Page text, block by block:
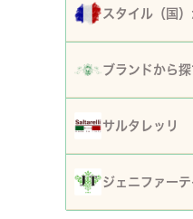
噴水
ポスト
玄関エントランス
カフェカーテン・
クッション・シー
ソファカバー・
コースター・ラン
収納・ケース・デ
写真立て・フォト
花瓶・フラワーベ
ロココ調家具
白家具・ホワイト
マホガニー家具
スタイル（国
イタリア
フランス近代
ブランドから探
ロココ・アントワ
スノーホワイト・
サルタレッリ
全てのサルタレッ
ジェニファー